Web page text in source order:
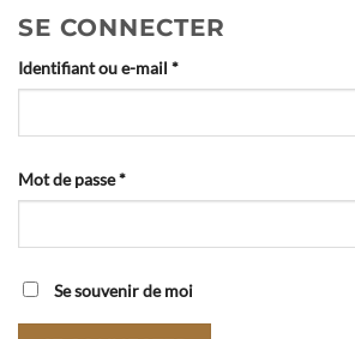
SE CONNECTER
Identifiant ou e-mail *Obligatoire
Mot de passe*Obligatoire
Se souvenir de moi